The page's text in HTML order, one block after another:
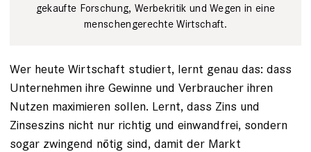
gekaufte Forschung, Werbekritik und Wegen in eine
menschengerechte Wirtschaft.
Wer heute Wirtschaft studiert, lernt genau das: dass
Unternehmen ihre Gewinne und Verbraucher ihren
Nutzen maximieren sollen. Lernt, dass Zins und
Zinseszins nicht nur richtig und einwandfrei, sondern
sogar zwingend nötig sind, damit der Markt